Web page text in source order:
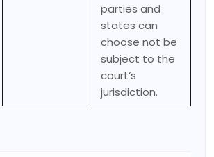
parties and
states can
choose not be
subject to the
court’s
jurisdiction.